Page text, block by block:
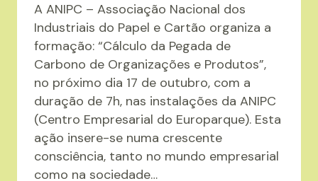
A ANIPC – Associação Nacional dos
Industriais do Papel e Cartão organiza a
formação: “Cálculo da Pegada de
Carbono de Organizações e Produtos”,
no próximo dia 17 de outubro, com a
duração de 7h, nas instalações da ANIPC
(Centro Empresarial do Europarque). Esta
ação insere-se numa crescente
consciência, tanto no mundo empresarial
como na sociedade…